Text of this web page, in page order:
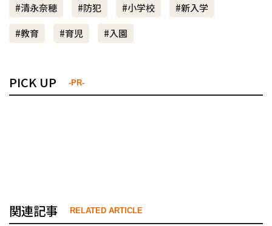
#清永奈穂 #防犯 #小学校
#新入学
#教育
#育児 #入園
PICK UP -PR-
関連記事 RELATED ARTICLE